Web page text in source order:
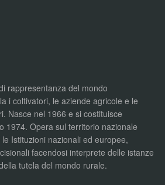
rappresentanza del mondo
i coltivatori, le aziende agricole e le
Nasce nel 1966 e si costituisce
1974. Opera sul territorio nazionale
Istituzioni nazionali ed europee,
facendosi interprete delle istanze
tutela del mondo rurale.